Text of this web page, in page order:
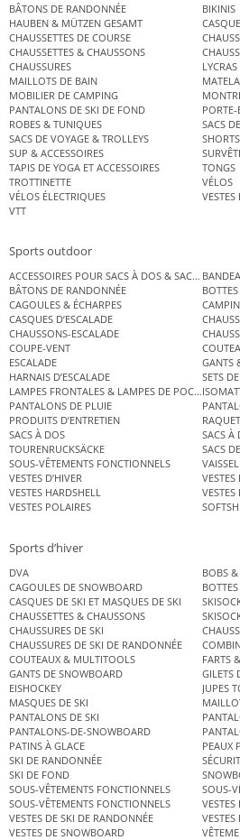
BÂTONS DE RANDONNÉE
BIKINIS
HAUBEN & MÜTZEN GESAMT
CHAUSSETTES DE COURSE
CHAUSSETTES & CHAUSSONS
CHAUSSURES
LYCRAS
MAILLOTS DE BAIN
MOBILIER DE CAMPING
PANTALONS DE SKI DE FOND
ROBES & TUNIQUES
SACS
SACS DE VOYAGE & TROLLEYS
SHORTS
SUP & ACCESSOIRES
TAPIS DE YOGA ET ACCESSOIRES
TONGS
TROTTINETTE
VÉLOS
VÉLOS ÉLECTRIQUES
VTT
Sports outdoor
ACCESSOIRES POUR SACS À DOS & SACS
BÂTONS DE RANDONNÉE
CAGOULES & ÉCHARPES
CASQUES D’ESCALADE
CHAUSSONS-ESCALADE
COUPE-VENT
ESCALADE
GANTS
HARNAIS D’ESCALADE
SETS
LAMPES FRONTALES & LAMPES DE POCHE
PANTALONS DE PLUIE
PRODUITS D’ENTRETIEN
SACS À DOS
SACS À
TOURENRUCKSÄCKE
SACS
SOUS-VÊTEMENTS FONCTIONNELS
VESTES D’HIVER
VESTES HARDSHELL
VESTES
VESTES POLAIRES
Sports d’hiver
DVA
BOBS
CAGOULES DE SNOWBOARD
CASQUES DE SKI ET MASQUES DE SKI
CHAUSSETTES & CHAUSSONS
CHAUSSURES DE SKI
CHAUSSURES DE SKI DE RANDONNÉE
COUTEAUX & MULTITOOLS
FARTS
GANTS DE SNOWBOARD
GILETS
EISHOCKEY
JUPES
MASQUES DE SKI
PANTALONS DE SKI
PANTALONS-DE-SNOWBOARD
PATINS À GLACE
PEAUX
SKI DE RANDONNÉE
SKI DE FOND
SOUS-VÊTEMENTS FONCTIONNELS
SOUS-
SOUS-VÊTEMENTS FONCTIONNELS
VESTES
VESTES DE SKI DE RANDONNÉE
VESTES DE SNOWBOARD